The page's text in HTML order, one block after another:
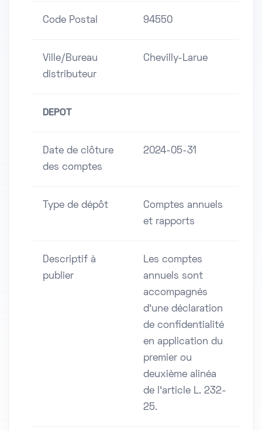
Code Postal 94550
Ville/Bureau
distributeur
Chevilly-Larue
DEPOT
Date de clôture
des comptes
2024-05-31
Type de dépôt
Comptes annuels
et rapports
Descriptif à
publier
Les comptes
annuels sont
accompagnés
d'une déclaration
de confidentialité
en application du
premier ou
deuxième alinéa
de l'article L. 232-
25.